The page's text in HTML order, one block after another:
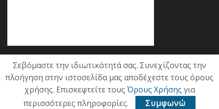
Κατηγορίες
ΕΠΙΚΑΙΡΟΤΗΤΑ
Σεβόμαστε την ιδιωτικότητά σας. Συνεχίζοντας την
πλοήγηση στην ιστοσελίδα μας αποδέχεστε τους όρους
χρήσης. Επισκεφτείτε τους Όρους Χρήσης για
περισσότερες πληροφορίες.
Συμφωνώ